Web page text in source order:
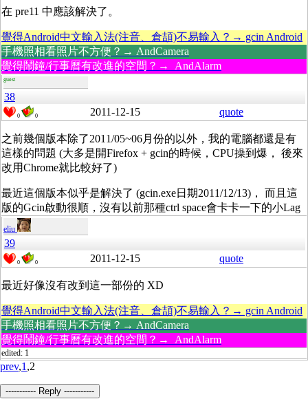
在 pre11 中應該解決了。
覺得Android中文輸入法(注音、倉頡)不易輸入？→ gcin Android
手機照相看照片不方便？→ AndCamera
覺得鬧鐘/行事曆有改進的空間？→ AndAlarm
guest
38
0 0 2011-12-15 quote
之前幾個版本除了2011/05~06月份的以外，我的電腦都還是有
這樣的問題 (大多是開Firefox + gcin的時候，CPU操到爆， 後來
改用Chrome就比較好了)
最近這個版本似乎是解決了 (gcin.exe日期2011/12/13)， 而且這
版的Gcin啟動很順，沒有以前那種ctrl space會卡卡一下的小Lag
eliu
39
0 0 2011-12-15 quote
最近好像沒有改到這一部份的 XD
覺得Android中文輸入法(注音、倉頡)不易輸入？→ gcin Android
手機照相看照片不方便？→ AndCamera
覺得鬧鐘/行事曆有改進的空間？→ AndAlarm
edited: 1
prev,1,2
----------- Reply -----------